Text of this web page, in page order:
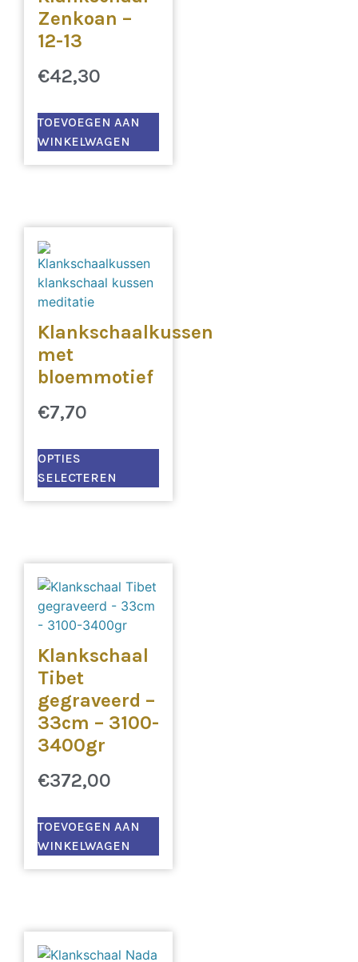
Zenkoan –
12-13
€42,30
TOEVOEGEN AAN
WINKELWAGEN
Klankschaalkussen
met
bloemmotief
€7,70
OPTIES
SELECTEREN
Klankschaal
Tibet
gegraveerd –
33cm – 3100-
3400gr
€372,00
TOEVOEGEN AAN
WINKELWAGEN